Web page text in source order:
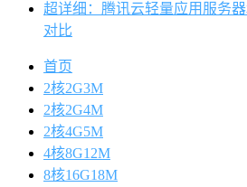
超详细：腾讯云轻量应用服务
对比
首页
2核2G3M
2核2G4M
2核4G5M
4核8G12M
8核16G18M